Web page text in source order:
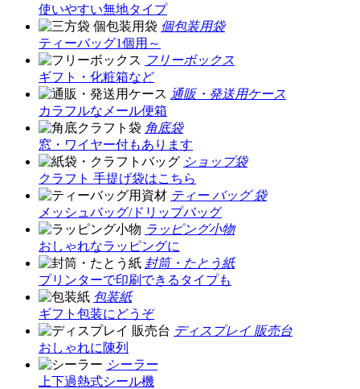
使いやすい無地タイプ
個包装用袋
ティーバッグ1個用～
フリーボックス
ギフト・化粧箱など
通販・発送用ケース
カラフルなメール便箱
角底袋
窓・ワイヤー付もあります
ショップ袋
クラフト 手提げ袋はこちら
ティー バッグ 袋
メッシュバッグ/ドリップバッグ
ラッピング小物
おしゃれなラッピングに
封筒・たとう紙
プリンターで印刷できるタイプも
包装紙
ギフト包装にどうぞ
ディスプレイ 販売台
おしゃれに陳列
シーラー
上下過熱式シール機